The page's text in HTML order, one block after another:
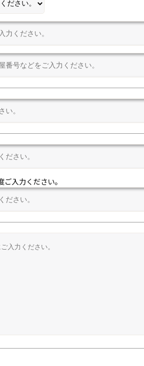
入力ください。